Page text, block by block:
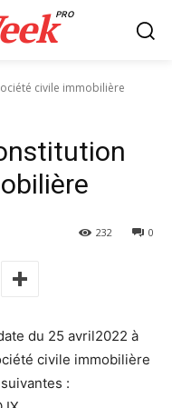
PRO
civile immobilière
0
232
du 25 avril2022 à
civile immobilière
: